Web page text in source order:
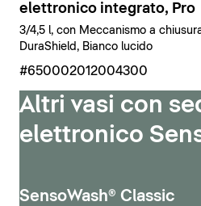
elettronico integrato, Pro
3/4,5 l, con Meccanismo a
DuraShield, Bianco lucido
#650002012004300
Altri vasi con
elettronico
SensoWash® Classic